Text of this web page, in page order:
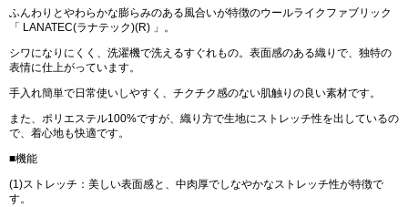
ふんわりとやわらかな膨らみのある風合いが特徴のウールライクファブリック
「 LANATEC(ラナテック)(R) 」。
シワになりにくく、洗濯機で洗えるすぐれもの。表面感のある織りで、独特の
表情に仕上がっています。
手入れ簡単で日常使いしやすく、チクチク感のない肌触りの良い素材です。
また、ポリエステル100%ですが、織り方で生地にストレッチ性を出しているの
で、着心地も快適です。
■機能
(1)ストレッチ：美しい表面感と、中肉厚でしなやかなストレッチ性が特徴で
す。